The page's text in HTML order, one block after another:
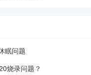
眠问题
烧录问题？